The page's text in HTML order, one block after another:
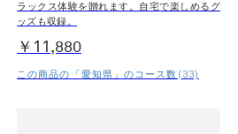
ラックス体験を贈れます。自宅で楽しめるグ
ッズも収録。
￥11,880
この商品の「愛知県」のコース数(33)